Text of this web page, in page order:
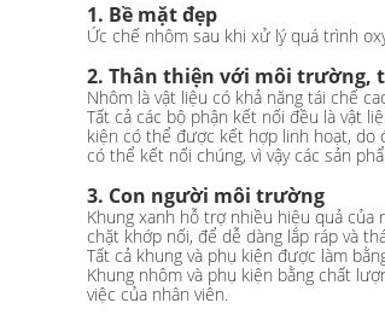
1. Bề mặt đẹp
Ức chế nhôm sau khi xử lý quá trình
2. Thân thiện với môi trường,
Nhôm là vật liệu có khả năng tái chế
Tất cả các bộ phận kết nối đều là vật
kiện có thể được kết hợp linh hoạt, do
có thể kết nối chúng, vì vậy các sản
3. Con người môi trường
Khung xanh hỗ trợ nhiều hiệu quả của
chặt khớp nối, để dễ dàng lắp ráp và
Tất cả khung và phụ kiện được làm
Khung nhôm và phụ kiện bằng chất
việc của nhân viên.